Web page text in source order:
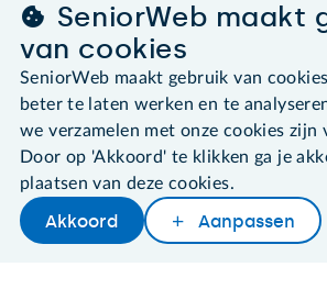
030 - 276 99 65
leden@seniorweb.nl
©2026 SeniorWeb
Algemene voorwaarden
Cookies en cookie-instellingen
SeniorWeb maakt
van cookies
SeniorWeb maakt gebruik van
beter te laten werken en te
we verzamelen met onze cookies zijn
Door op 'Akkoord' te klikken ga je
plaatsen van deze cookies.
Akkoord Aanpassen